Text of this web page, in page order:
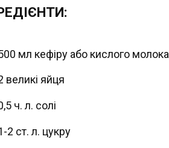
мл кефіру або кислого молока
великі яйця
ч. л. солі
2 ст. л. цукру